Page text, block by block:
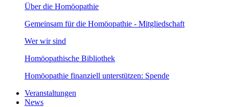
Über die Homöopathie
Gemeinsam für die Homöopathie - Mitgliedschaft
Wer wir sind
Homöopathische Bibliothek
Homöopathie finanziell unterstützen: Spende
Veranstaltungen
News